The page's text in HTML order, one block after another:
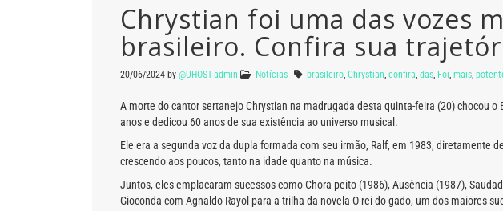
Chrystian foi uma das vozes
brasileiro. Confira sua
20/06/2024 by @UHOST-admin Notícias brasileiro Chrystian confira das Foi mais
A morte do cantor sertanejo Chrystian na madrugada desta quinta-feira (20) chocou
anos e dedicou 60 anos de sua existência ao universo musical.
Ele era a segunda voz da dupla formada com seu irmão, Ralf, em 1983, diretamente
crescendo aos poucos, tanto na idade quanto na música.
Juntos, eles emplacaram sucessos como Chora peito (1986), Ausência (1987),
Gioconda com Agnaldo Rayol para a trilha da novela O rei do gado, um dos maiores